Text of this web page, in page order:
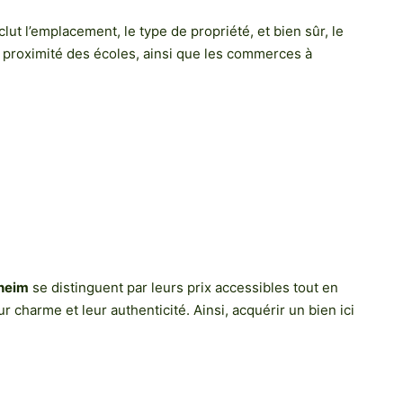
l’emplacement, le type de propriété, et bien sûr, le
des écoles, ainsi que les commerces à
se distinguent par leurs prix accessibles tout en
charme et leur authenticité. Ainsi, acquérir un bien ici